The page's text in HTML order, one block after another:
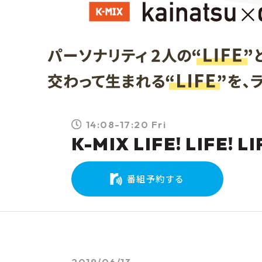
14:08-17:20 Fri
K-MIX LIFE! LIFE!
番組予約する